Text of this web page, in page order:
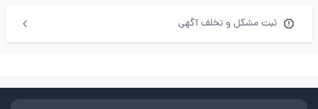
ثبت مشکل و تخلف آگهی